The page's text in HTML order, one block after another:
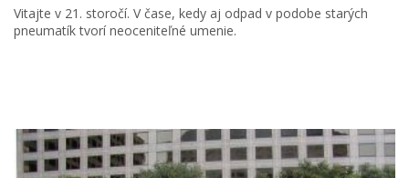
Vitajte v 21. storočí. V čase, kedy aj odpad v podobe starých
pneumatík tvorí neoceniteľné umenie.